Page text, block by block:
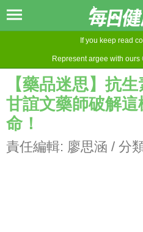
If you keep read
Represent argee with ours
【藥品迷思】抗
甘誼文藥師破解
命！
責任編輯: 廖思涵 / 分